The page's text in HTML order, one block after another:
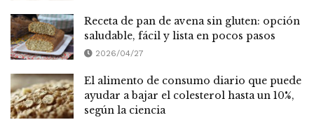
Receta de pan de avena sin gluten: opción
saludable, fácil y lista en pocos pasos
2026/04/27
El alimento de consumo diario que puede
ayudar a bajar el colesterol hasta un 10%,
según la ciencia